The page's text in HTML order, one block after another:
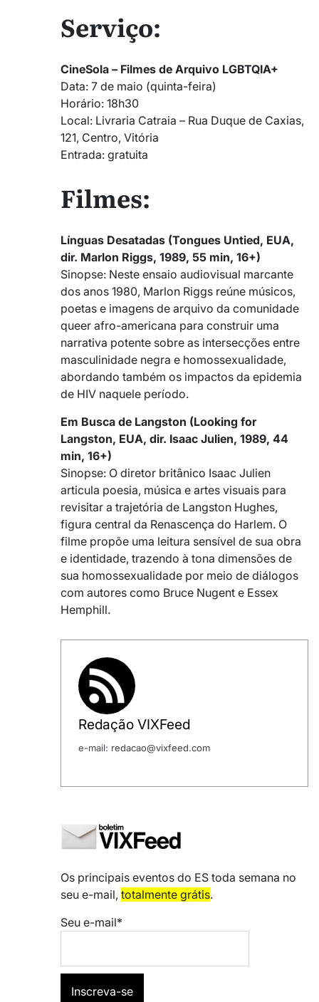
Serviço:
CineSola – Filmes de Arquivo LGBTQIA+
Data: 7 de maio (quinta-feira)
Horário: 18h30
Local: Livraria Catraia – Rua Duque de Caxias,
121, Centro, Vitória
Entrada: gratuita
Filmes:
Línguas Desatadas (Tongues Untied, EUA,
dir. Marlon Riggs, 1989, 55 min, 16+)
Sinopse: Neste ensaio audiovisual marcante
dos anos 1980, Marlon Riggs reúne músicos,
poetas e imagens de arquivo da comunidade
queer afro-americana para construir uma
narrativa potente sobre as intersecções entre
masculinidade negra e homossexualidade,
abordando também os impactos da epidemia
de HIV naquele período.
Em Busca de Langston (Looking for
Langston, EUA, dir. Isaac Julien, 1989, 44
min, 16+)
Sinopse: O diretor britânico Isaac Julien
articula poesia, música e artes visuais para
revisitar a trajetória de Langston Hughes,
figura central da Renascença do Harlem. O
filme propõe uma leitura sensível de sua obra
e identidade, trazendo à tona dimensões de
sua homossexualidade por meio de diálogos
com autores como Bruce Nugent e Essex
Hemphill.
Redação VIXFeed
e-mail: redacao@vixfeed.com
Os principais eventos do ES toda semana no
seu e-mail, totalmente grátis.
Seu e-mail*